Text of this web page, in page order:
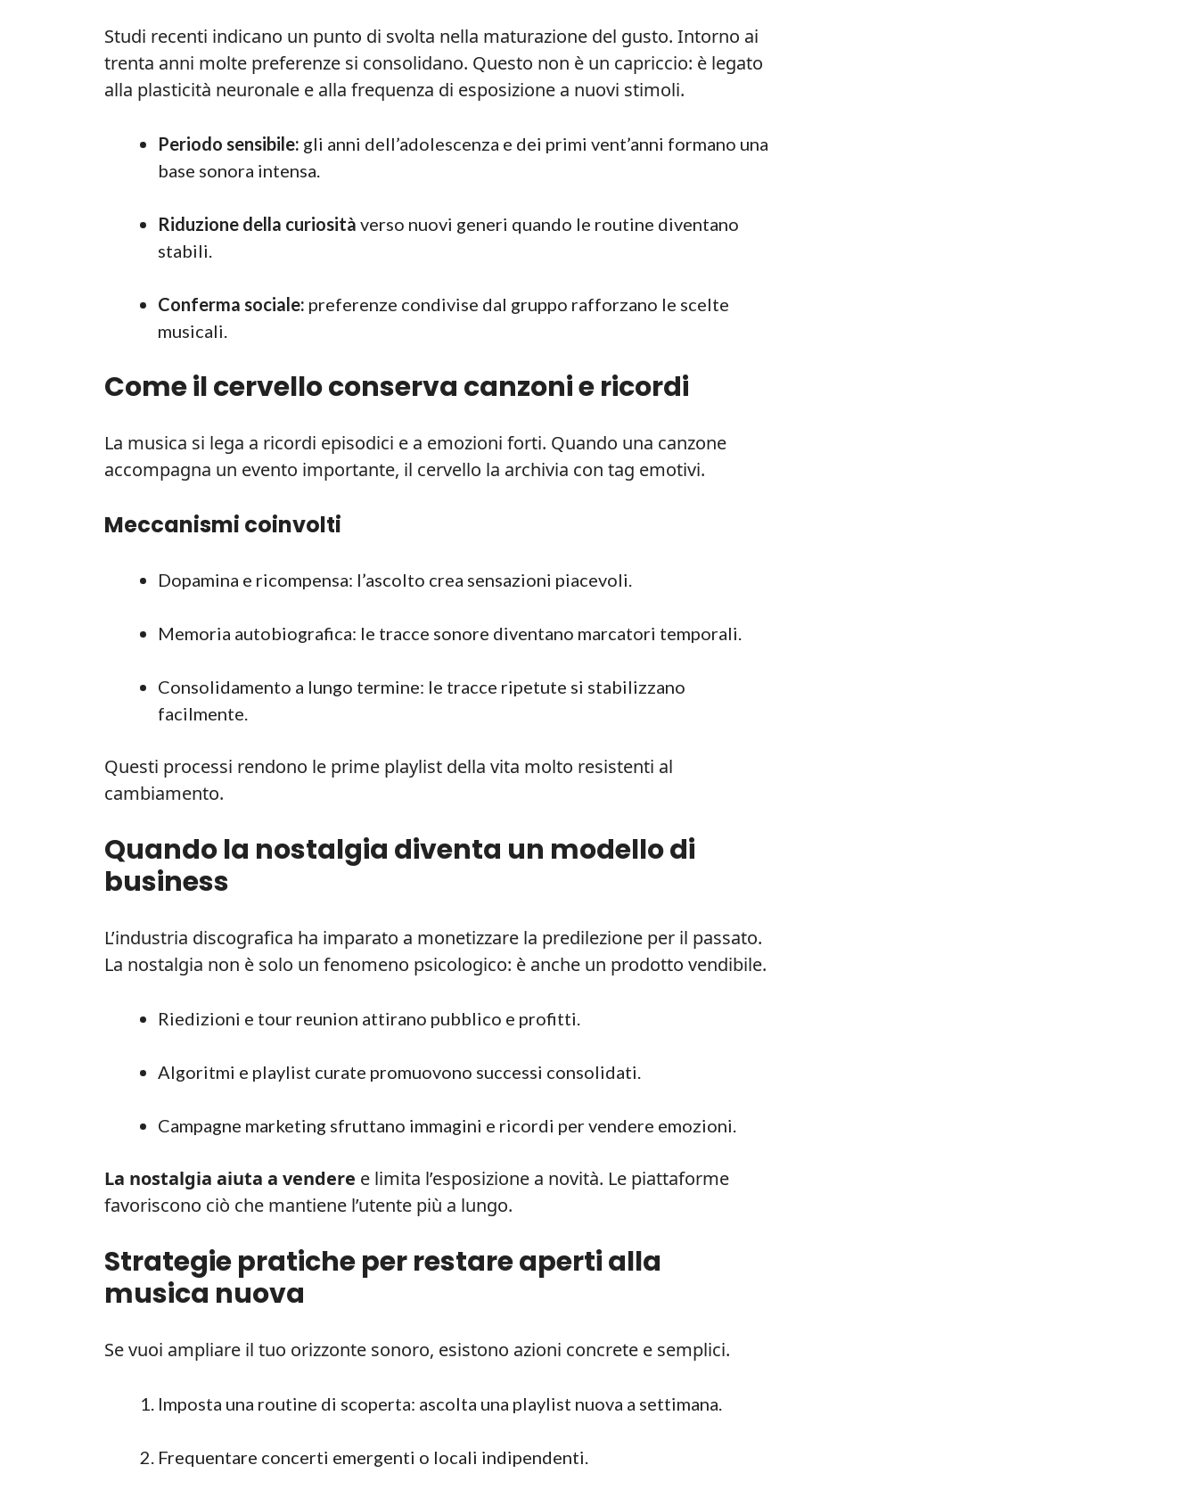
Studi recenti indicano un punto di svolta nella maturazione del gusto. Intorno ai
trenta anni molte preferenze si consolidano. Questo non è un capriccio: è legato
alla plasticità neuronale e alla frequenza di esposizione a nuovi stimoli.
Periodo sensibile: gli anni dell’adolescenza e dei primi vent’anni formano una
base sonora intensa.
Riduzione della curiosità verso nuovi generi quando le routine diventano
stabili.
Conferma sociale: preferenze condivise dal gruppo rafforzano le scelte
musicali.
Come il cervello conserva canzoni e ricordi
La musica si lega a ricordi episodici e a emozioni forti. Quando una canzone
accompagna un evento importante, il cervello la archivia con tag emotivi.
Meccanismi coinvolti
Dopamina e ricompensa: l’ascolto crea sensazioni piacevoli.
Memoria autobiografica: le tracce sonore diventano marcatori temporali.
Consolidamento a lungo termine: le tracce ripetute si stabilizzano
facilmente.
Questi processi rendono le prime playlist della vita molto resistenti al
cambiamento.
Quando la nostalgia diventa un modello di
business
L’industria discografica ha imparato a monetizzare la predilezione per il passato.
La nostalgia non è solo un fenomeno psicologico: è anche un prodotto vendibile.
Riedizioni e tour reunion attirano pubblico e profitti.
Algoritmi e playlist curate promuovono successi consolidati.
Campagne marketing sfruttano immagini e ricordi per vendere emozioni.
La nostalgia aiuta a vendere e limita l’esposizione a novità. Le piattaforme
favoriscono ciò che mantiene l’utente più a lungo.
Strategie pratiche per restare aperti alla
musica nuova
Se vuoi ampliare il tuo orizzonte sonoro, esistono azioni concrete e semplici.
Imposta una routine di scoperta: ascolta una playlist nuova a settimana.
Frequentare concerti emergenti o locali indipendenti.